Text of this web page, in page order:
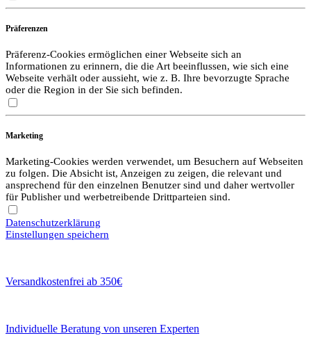
Präferenzen
Präferenz-Cookies ermöglichen einer Webseite sich an
Informationen zu erinnern, die die Art beeinflussen, wie sich eine
Webseite verhält oder aussieht, wie z. B. Ihre bevorzugte Sprache
oder die Region in der Sie sich befinden.
Marketing
Marketing-Cookies werden verwendet, um Besuchern auf Webseiten
zu folgen. Die Absicht ist, Anzeigen zu zeigen, die relevant und
ansprechend für den einzelnen Benutzer sind und daher wertvoller
für Publisher und werbetreibende Drittparteien sind.
Datenschutzerklärung
Einstellungen speichern
Versandkostenfrei ab 350€
Individuelle Beratung von unseren Experten